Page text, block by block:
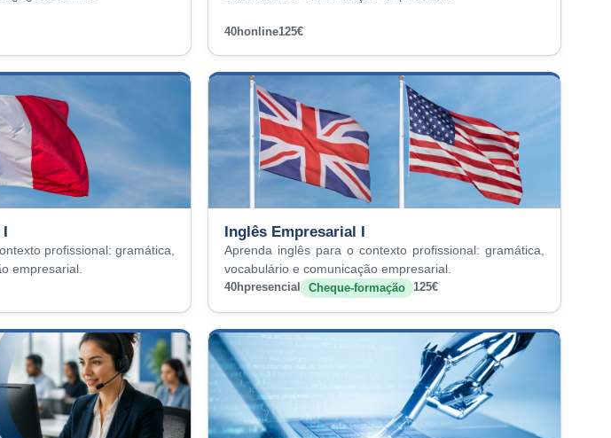
40honline125€
I
profissional: gramática,
empresarial.
Inglês Empresarial I
Aprenda inglês para o contexto profissional: gramática,
vocabulário e comunicação empresarial.
40hpresencial Cheque-formação 125€